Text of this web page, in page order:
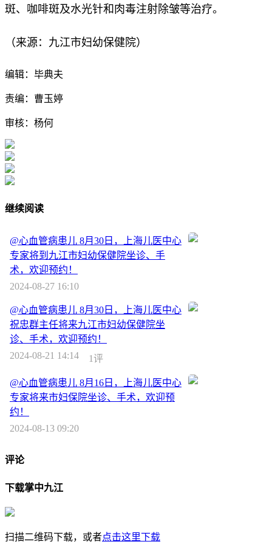
斑、咖啡斑及水光针和肉毒注射除皱等治疗。
（来源：九江市妇幼保健院）
编辑：毕典夫
责编：曹玉婷
审核：杨何
继续阅读
@心血管病患儿 8月30日，上海儿医中心
专家将到九江市妇幼保健院坐诊、手
术，欢迎预约！
2024-08-27 16:10
@心血管病患儿 8月30日，上海儿医中心
祝忠群主任将来九江市妇幼保健院坐
诊、手术，欢迎预约！
2024-08-21 14:14
1评
@心血管病患儿 8月16日，上海儿医中心
专家将来市妇保院坐诊、手术，欢迎预
约！
2024-08-13 09:20
评论
下载掌中九江
扫描二维码下载，或者点击这里下载